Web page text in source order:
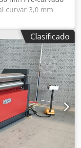
curvar 3,0 mm
mínimo de
kW Velocidad de
Altura 1150 mm
-Bastidor de la
por
y bajada del
principal con freno
-Dispositivo para
y pedal
CE Crjdpfeyv N
endurecidos
trasero
para el rodillo
Clasificado